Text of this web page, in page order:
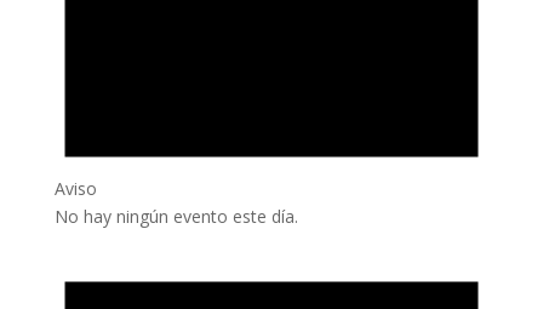
Aviso
No hay ningún evento este día.